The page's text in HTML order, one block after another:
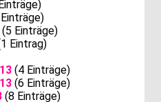
(5 Einträge)
Eintrag)
(4 Einträge)
(6 Einträge)
(8 Einträge)